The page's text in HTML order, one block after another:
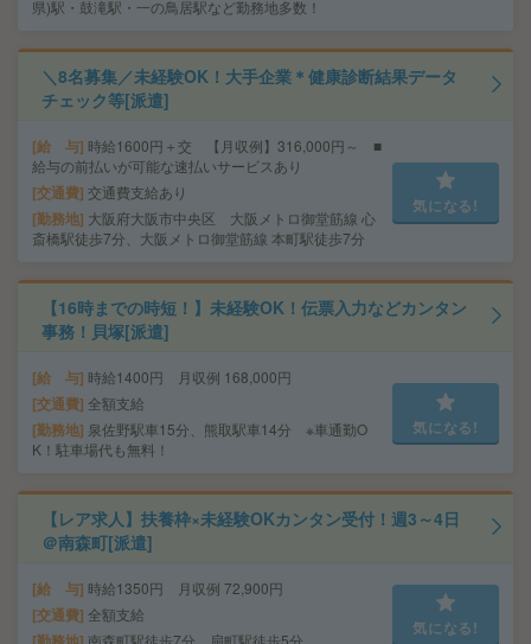
県)駅・鼓滝駅・一の鳥居駅など勤務地多数！
＼8名募集／未経験OK！大手企業＊健康診断結果データ
チェック等[派遣]
給 与 時給1600円＋交 【月収例】316,000円～ ■
給与の前払いが可能な速払いサービスあり
交通費 交通費支給あり
勤務地 大阪府大阪市中央区 大阪メトロ御堂筋線 心
斎橋駅徒歩7分、大阪メトロ御堂筋線 本町駅徒歩7分
気になる!
【16時までの時短！】未経験OK！伝票入力などカンタン
事務！貝塚[派遣]
給 与 時給1400円 月収例 168,000円
交通費 全額支給
勤務地 泉佐野駅車15分、熊取駅車14分 ※車通勤O
K！駐車場代も無料！
気になる!
【レア求人】扶養枠×未経験OKカンタン受付！週3～4日
＠南森町[派遣]
給 与 時給1350円 月収例 72,900円
交通費 全額支給
気になる!